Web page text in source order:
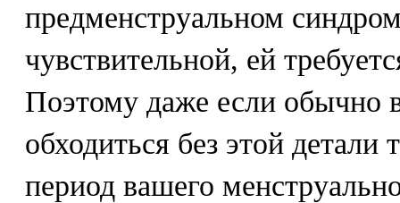
предменструальном
чувствительной, ей
Поэтому даже если обычно
обходиться без этой
период вашего